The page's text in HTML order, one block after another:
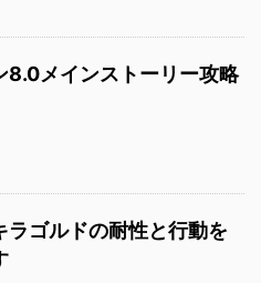
8.0メインストーリー攻略
ラゴルドの耐性と行動を